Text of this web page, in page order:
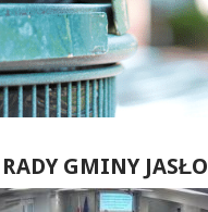
RADY GMINY JASŁO